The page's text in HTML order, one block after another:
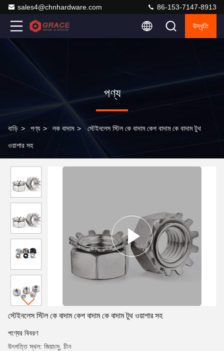
sales4@chnhardware.com 86-153-7147-8913
উদ্ধৃতি
পণ্য
বাড়ি > পণ্য > লক বাদাম > স্টেইনলেস স্টিল কে বাদাম কেপ বাদাম কে বাদাম টুথ
ওয়াশার সহ
স্টেইনলেস স্টিল কে বাদাম কেপ বাদাম কে বাদাম টুথ ওয়াশার সহ
পণ্যের বিবরণ
উৎপত্তি স্থল: জিয়াংসু, চীন